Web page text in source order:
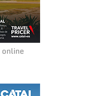
online